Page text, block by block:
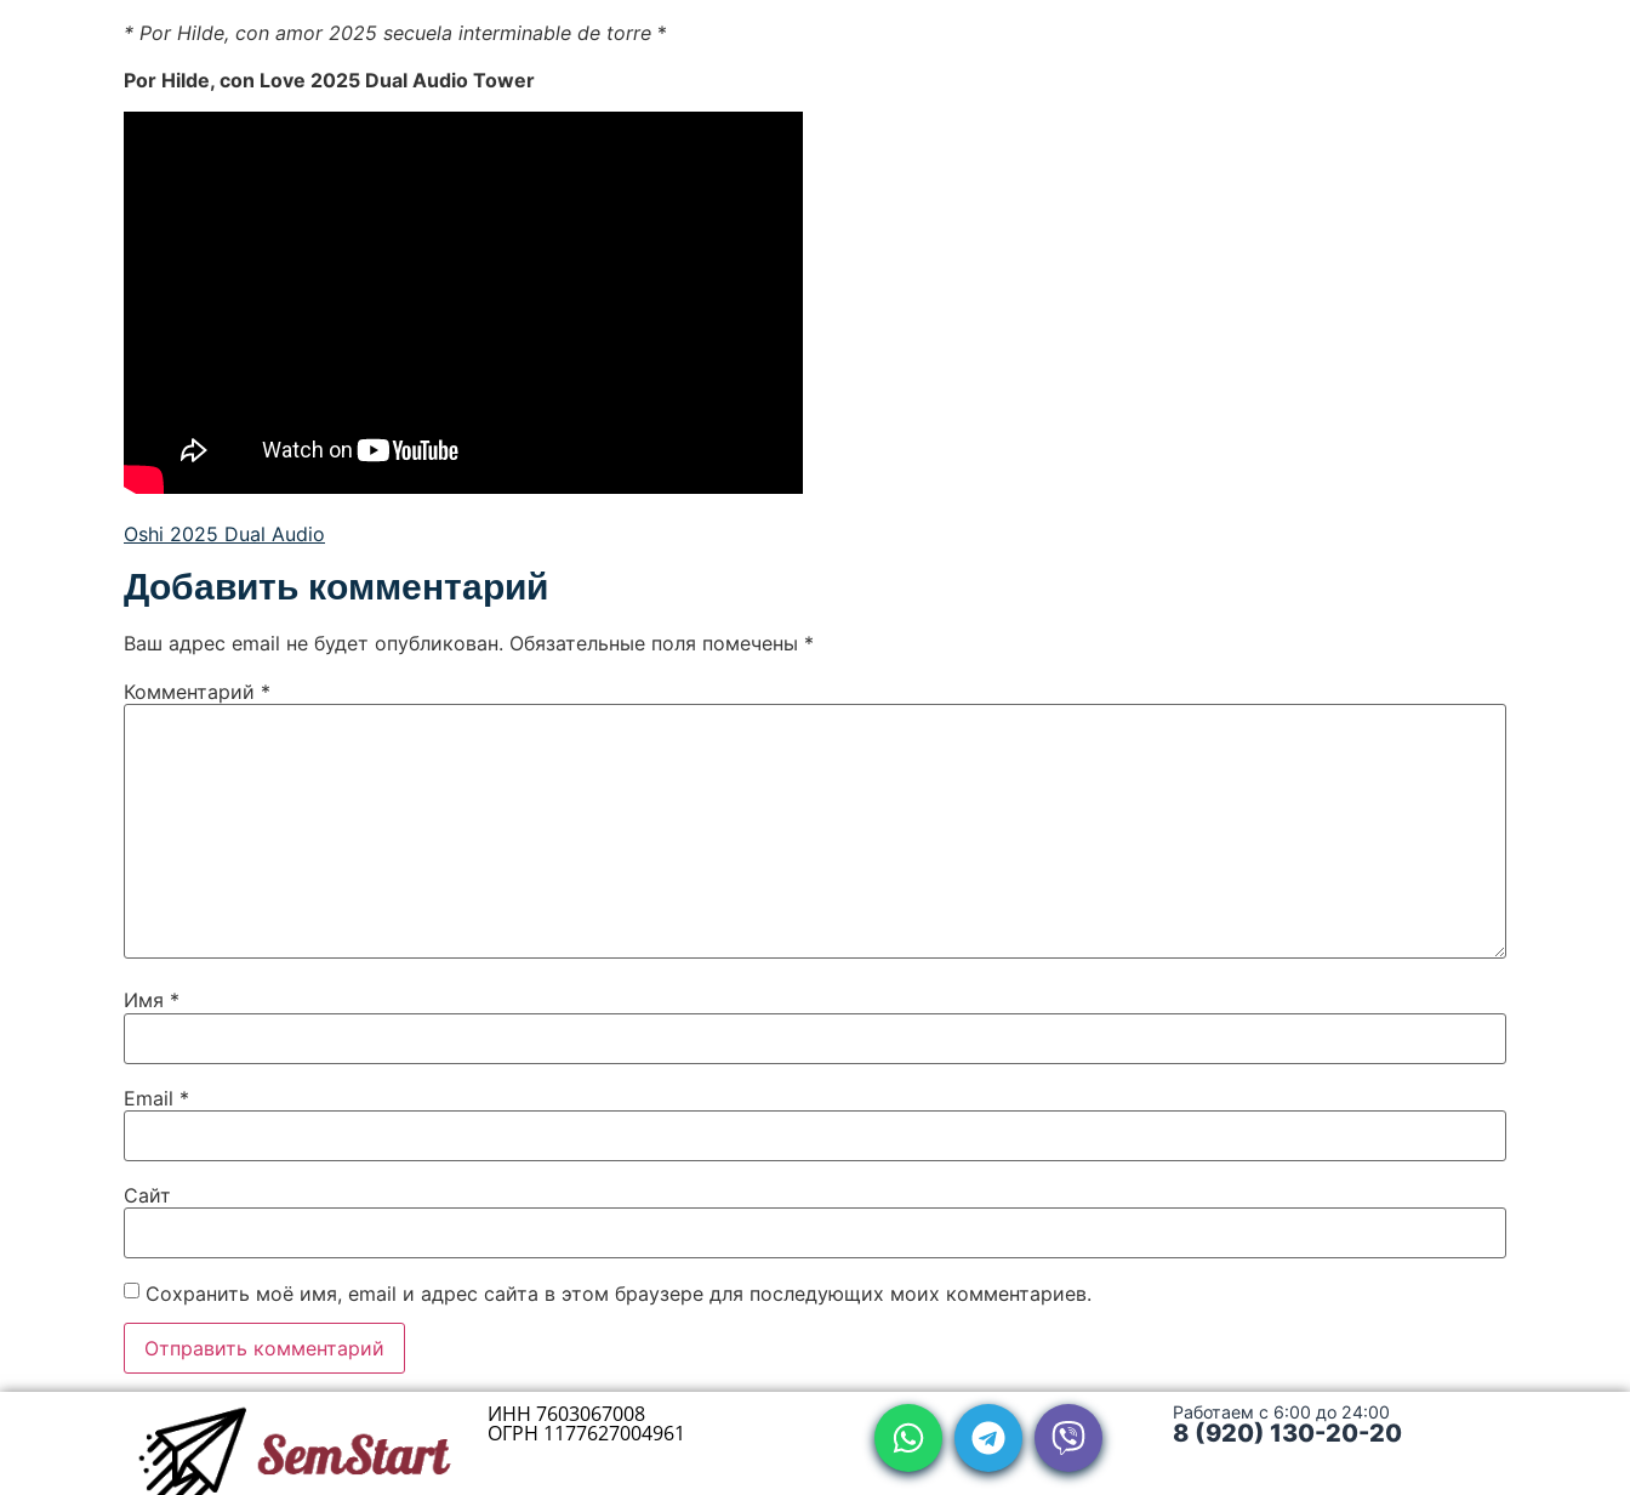
* Por Hilde, con amor 2025 secuela interminable de torre *
Por Hilde, con Love 2025 Dual Audio Tower
Oshi 2025 Dual Audio
Добавить комментарий
Ваш адрес email не будет опубликован. Обязательные поля помечены *
Комментарий *
Имя *
Email *
Сайт
Сохранить моё имя, email и адрес сайта в этом браузере для последующих моих комментариев.
ИНН 7603067008
ОГРН 1177627004961
Работаем с 6:00 до 24:00
8 (920) 130-20-20